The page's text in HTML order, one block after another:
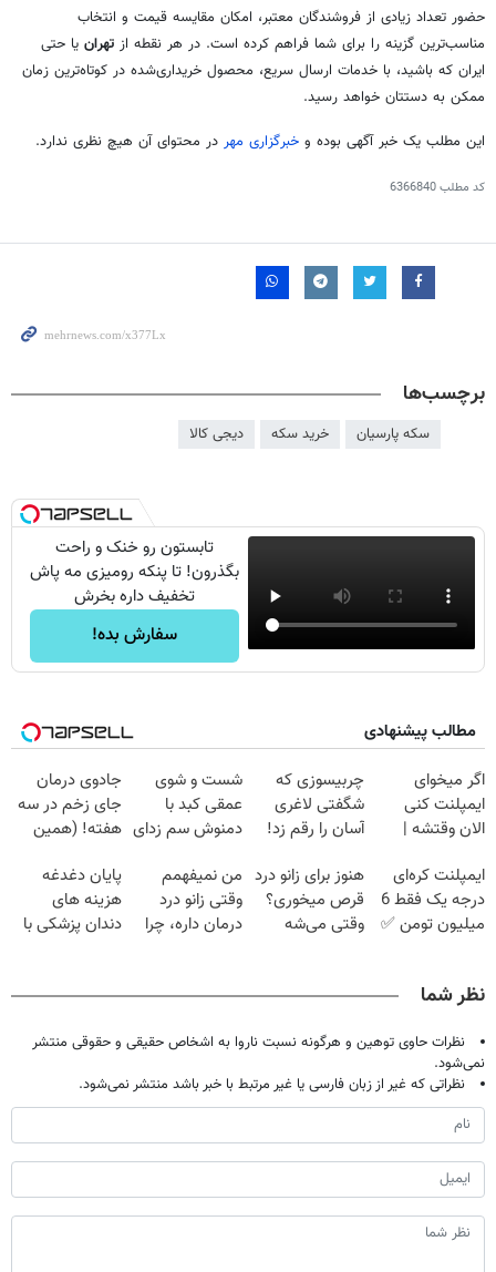
حضور تعداد زیادی از فروشندگان معتبر، امکان مقایسه قیمت و انتخاب
مناسب‌ترین گزینه را برای شما فراهم کرده است. در هر نقطه از تهران یا حتی
ایران که باشید، با خدمات ارسال سریع، محصول خریداری‌شده در کوتاه‌ترین زمان
ممکن به دستتان خواهد رسید.
این مطلب یک خبر آگهی بوده و خبرگزاری مهر در محتوای آن هیچ نظری ندارد.
کد مطلب6366840
برچسب‌ها
سکه پارسیان خرید سکه دیجی کالا
تابستون رو خنک و راحت
بگذرون! تا پنکه رومیزی مه پاش
تخفیف داره بخرش
سفارش بده!
مطالب پیشنهادی
اگر میخوای
ایمپلنت کنی
الان وقتشه |
میلیون تومان!!!
چربیسوزی که
شگفتی لاغری
آسان را رقم زد!
شست و شوی
عمقی کبد با
دمنوش سم زدای
جادوی درمان
جای زخم در سه
هفته! (همین
صحبت کنید)
ایمپلنت کره‌ای
درجه یک فقط 6
میلیون تومن ✅
هنوز برای زانو درد
قرص میخوری؟
وقتی می‌شه
من نمیفهمم
وقتی زانو درد
درمان داره، چرا
پایان دغدغه
هزینه های
دندان پزشکی با
نظر شما
نظرات حاوی توهین و هرگونه نسبت ناروا به اشخاص حقیقی و حقوقی منتشر
نمی‌شود.
نظراتی که غیر از زبان فارسی یا غیر مرتبط با خبر باشد منتشر نمی‌شود.